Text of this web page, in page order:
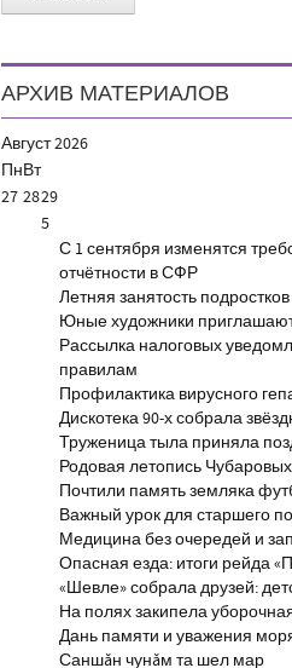
АРХИВ МАТЕРИАЛОВ
Август2026
ПнВт
27 2829
5
С 1 сентября изменятся
отчётности в СФР
Летняя занятость подростков
Юные художники
Рассылка налоговых
правилам
Профилактика вирусного
Дискотека 90-х собрала
Труженица тыла приняла
Родовая летопись Чубаровых
Почтили память земляка
Важный урок для старшего
Медицина без очередей и
Опасная езда: итоги рейда
«Шевле» собрала друзей:
На полях закипела
Дань памяти и уважения
Саншăн чунăм та шел мар